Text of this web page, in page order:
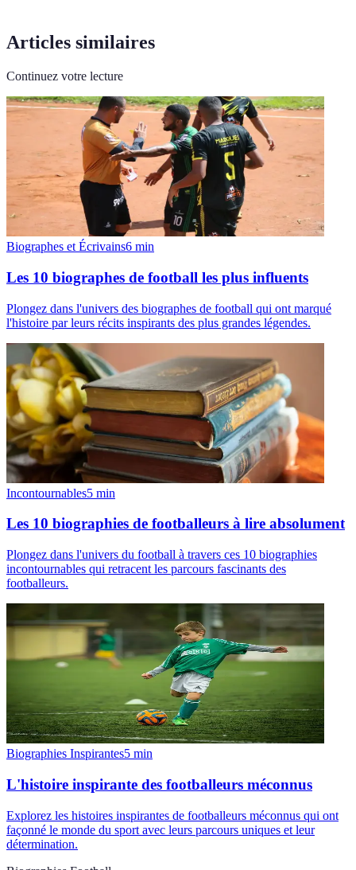
Articles similaires
Continuez votre lecture
Biographes et Écrivains6 min
Les 10 biographes de football les plus influents
Plongez dans l'univers des biographes de football qui ont marqué
l'histoire par leurs récits inspirants des plus grandes légendes.
Incontournables5 min
Les 10 biographies de footballeurs à lire absolument
Plongez dans l'univers du football à travers ces 10 biographies
incontournables qui retracent les parcours fascinants des
footballeurs.
Biographies Inspirantes5 min
L'histoire inspirante des footballeurs méconnus
Explorez les histoires inspirantes de footballeurs méconnus qui ont
façonné le monde du sport avec leurs parcours uniques et leur
détermination.